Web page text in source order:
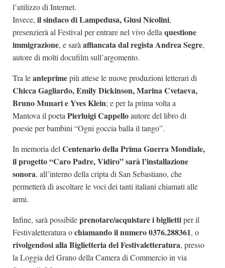
l’utilizzo di Internet.
Invece, il sindaco di Lampedusa, Giusi Nicolini,
presenzierà al Festival per entrare nel vivo della questione
immigrazione, e sarà affiancata dal regista Andrea Segre,
autore di molti docufilm sull’argomento.
Tra leanteprimepiù attese le nuove produzioni letterari di
Chicca Gagliardo, Emily Dickinson, Marina Cvetaeva,
Bruno Munari e Yves Klein; e per la prima volta a
Mantova il poeta Pierluigi Cappelloautore del libro di
poesie per bambini “Ogni goccia balla il tango”.
In memoria del Centenario della Prima Guerra Mondiale,
il progetto “Caro Padre, Vidiro” sarà l’installazione
sonora, all’interno della cripta di San Sebastiano, che
permetterà di ascoltare le voci dei tanti italiani chiamati alle
armi.
Infine, sarà possibileprenotare/acquistare i bigliettiper il
Festivaletteratura ochiamando il numero 0376.288361, o
rivolgendosi alla Biglietteria del Festivaletteratura, presso
la Loggia del Grano della Camera di Commercio in via